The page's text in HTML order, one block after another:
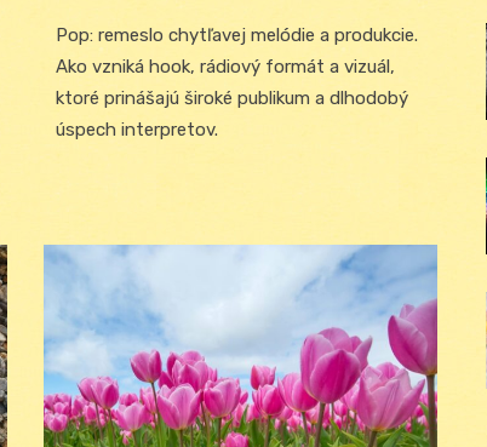
Pop: remeslo chytľavej melódie a produkcie.
Ako vzniká hook, rádiový formát a vizuál,
ktoré prinášajú široké publikum a dlhodobý
úspech interpretov.